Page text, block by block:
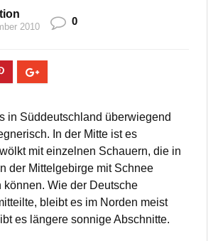
2010 0
in Süddeutschland überwiegend
In der Mitte ist es
mit einzelnen Schauern, die in
der Mittelgebirge mit Schnee
können. Wie der Deutsche
bleibt es im Norden meist
es längere sonnige Abschnitte.